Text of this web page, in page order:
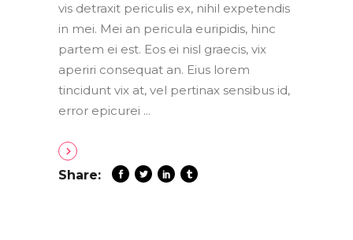
vis detraxit periculis ex, nihil expetendis
in mei. Mei an pericula euripidis, hinc
partem ei est. Eos ei nisl graecis, vix
aperiri consequat an. Eius lorem
tincidunt vix at, vel pertinax sensibus id,
error epicurei
Share: